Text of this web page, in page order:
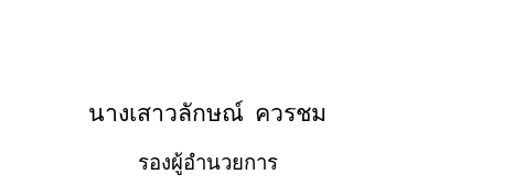
นางเสาวลักษณ์ ควรชม
รองผู้อำนวยการ